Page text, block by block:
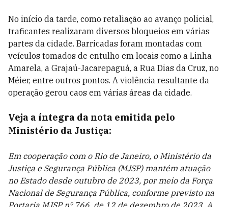
No início da tarde, como retaliação ao avanço policial,
traficantes realizaram diversos bloqueios em várias
partes da cidade. Barricadas foram montadas com
veículos tomados de entulho em locais como a Linha
Amarela, a Grajaú-Jacarepaguá, a Rua Dias da Cruz, no
Méier, entre outros pontos. A violência resultante da
operação gerou caos em várias áreas da cidade.
Veja a íntegra da nota emitida pelo
Ministério da Justiça:
Em cooperação com o Rio de Janeiro, o Ministério da
Justiça e Segurança Pública (MJSP) mantém atuação
no Estado desde outubro de 2023, por meio da Força
Nacional de Segurança Pública, conforme previsto na
Portaria MJSP nº 766, de 12 de dezembro de 2023. A